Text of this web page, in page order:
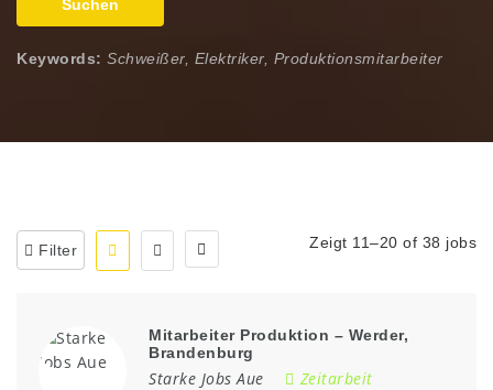
Suchen
Keywords: Schweißer, Elektriker, Produktionsmitarbeiter
Filter Zeigt 11–20 of 38 jobs
Mitarbeiter Produktion – Werder,
Brandenburg
Starke Jobs Aue
Zeitarbeit